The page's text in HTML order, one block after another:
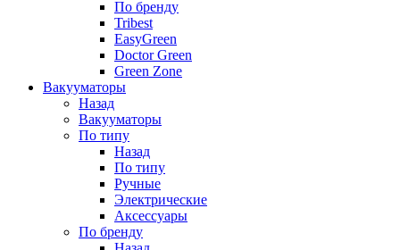
По бренду
Tribest
EasyGreen
Doctor Green
Green Zone
Вакууматоры
Назад
Вакууматоры
По типу
Назад
По типу
Ручные
Электрические
Аксессуары
По бренду